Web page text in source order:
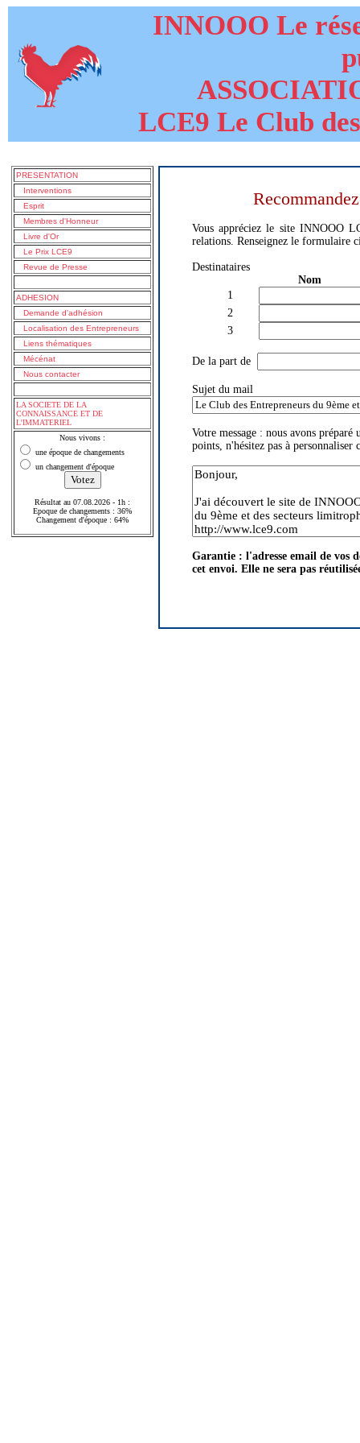
INNOOO Le
LCE9 Le Club
PRESENTATION
Interventions
Esprit
Membres d'Honneur
Livre d'Or
Le Prix LCE9
Revue de Presse
ADHESION
Demande d'adhésion
Localisation des Entrepreneurs
Liens thématiques
Mécénat
Nous contacter
LA SOCIETE DE LA
CONNAISSANCE ET DE
L'IMMATERIEL
Nous vivons :
une époque de changements
un changement d'époque
Résultat au 07.08.2026 - 1h :
Epoque de changements : 36%
Changement d'époque : 64%
Vous appréciez le site INNOOO
relations. Renseignez le formulaire
Destinataires
1
2
3
De la part de
Sujet du mail
Votre message : nous avons
points, n'hésitez pas à personnaliser
Garantie : l'adresse email de vos
cet envoi. Elle ne sera pas